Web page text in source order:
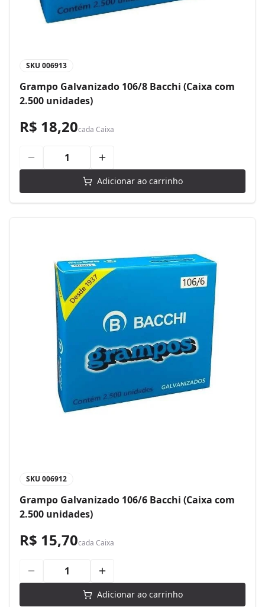
SKU 006913
Grampo Galvanizado 106/8 Bacchi (Caixa com
2.500 unidades)
R$ 18,20cada Caixa
Adicionar ao carrinho
SKU 006912
Grampo Galvanizado 106/6 Bacchi (Caixa com
2.500 unidades)
R$ 15,70cada Caixa
Adicionar ao carrinho